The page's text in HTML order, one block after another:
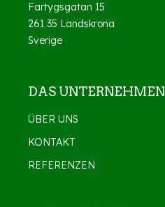
Fartygsgatan 15
261 35 Landskrona
Sverige
DAS UNTERNEHMEN
ÜBER UNS
KONTAKT
REFERENZEN